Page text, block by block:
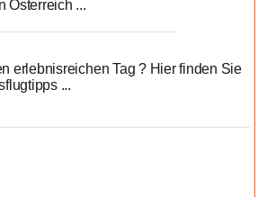
Österreich ...
erlebnisreichen Tag ? Hier finden Sie
...